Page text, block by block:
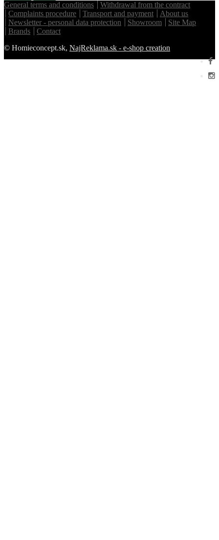
General terms and conditions
Withdrawal from the contract
Complaints procedure
Transport and payment
About us
Newsletter - personal data protection
Showroom
Site Map
Brands
Contact
© Homieconcept.sk, NajReklama.sk - e-shop creation